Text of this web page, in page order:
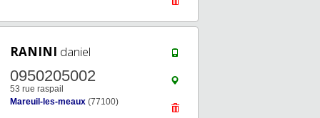
RANINI daniel
0950205002
53 rue raspail
Mareuil-les-meaux (77100)